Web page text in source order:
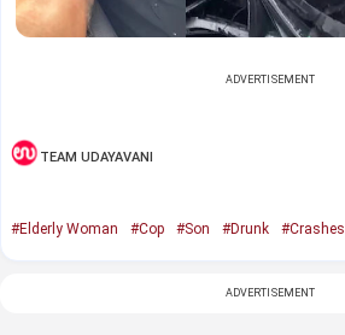
ADVERTISEMENT
TEAM UDAYAVANI
#Elderly Woman #Cop #Son #Drunk #Crashes
ADVERTISEMENT